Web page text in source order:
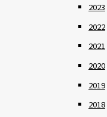
2023
2022
2021
2020
2019
2018